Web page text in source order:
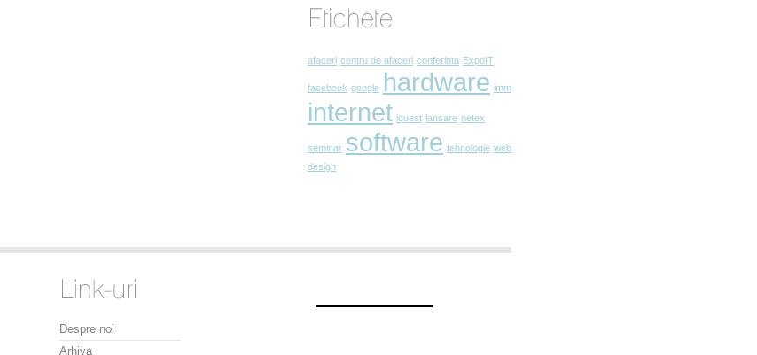
afaceri centru de afaceri conferinta ExpoIT
facebook google hardware imm
internet iquest lansare netex
seminar software tehnologie web
design
Despre noi
Arhiva